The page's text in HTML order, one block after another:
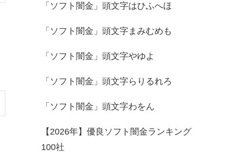
「ソフト闇金」頭文字はひふへほ
「ソフト闇金」頭文字まみむめも
「ソフト闇金」頭文字やゆよ
「ソフト闇金」頭文字らりるれろ
「ソフト闇金」頭文字わをん
【2026年】優良ソフト闇金ランキング
100社